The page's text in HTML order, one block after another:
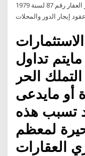
المستأجرة وفي العراق صدر قانون إيجار العقار رقم 87 لسنة 1979
مايتم تداول
الحر
أو مايدعى
تسبب هذه
لمعظم